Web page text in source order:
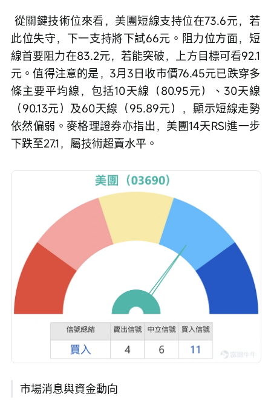
此位失守，下一支持將下試66元。阻力位方面，短
線首要阻力在83.2元，若能突破，上方目標可看92.1
元。值得注意的是，3月3日收市價76.45元已跌穿多
條主要平均線，包括10天線（80.95元）、30天線
（90.13元）及60天線（95.89元），顯示短線走勢
依然偏弱。麥格理證券亦指出，美團14天RSI進一步
下跌至27.1，屬技術超賣水平。
市場消息與資金動向